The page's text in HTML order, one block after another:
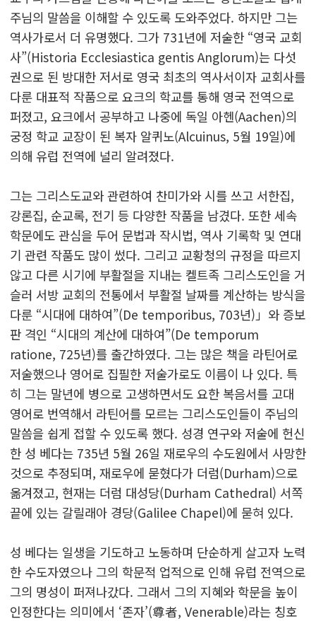
주님의 말씀을 이해할 수 있도록 도와주었다. 하지만 그는
역사가로서 더 유명했다. 그가 731년에 저술한 “영국 교회
사”(Historia Ecclesiastica gentis Anglorum)는 다섯
권으로 된 방대한 저서로 영국 최초의 역사서이자 교회사를
다룬 대표적 작품으로 요크의 학교를 통해 영국 전역으로
퍼졌고, 요크에서 공부하고 나중에 독일 아헨(Aachen)의
궁정 학교 교장이 된 복자 알퀴노(Alcuinus, 5월 19일)에
의해 유럽 전역에 널리 알려졌다.
그는 그리스도교와 관련하여 찬미가와 시를 쓰고 서한집,
강론집, 순교록, 전기 등 다양한 작품을 남겼다. 또한 세속
학문에도 관심을 두어 문법과 작시법, 역사 기록학 및 연대
기 관련 작품도 많이 썼다. 그리고 교황청의 규정을 따르지
않고 다른 시기에 부활절을 지내는 켈트족 그리스도인을 거
슬러 서방 교회의 전통에서 부활절 날짜를 계산하는 방식을
다룬 “시대에 대하여”(De temporibus, 703년)」와 증보
판 격인 “시대의 계산에 대하여”(De temporum
ratione, 725년)를 출간하였다. 그는 많은 책을 라틴어로
저술했으나 영어로 집필한 저술가로도 이름이 나 있다. 특
히 그는 말년에 병으로 고생하면서도 요한 복음서를 고대
영어로 번역해서 라틴어를 모르는 그리스도인들이 주님의
말씀을 쉽게 접할 수 있도록 했다. 성경 연구와 저술에 헌신
한 성 베다는 735년 5월 26일 재로우의 수도원에서 사망한
것으로 추정되며, 재로우에 묻혔다가 더럼(Durham)으로
옮겨졌고, 현재는 더럼 대성당(Durham Cathedral) 서쪽
끝에 있는 갈릴래아 경당(Galilee Chapel)에 묻혀 있다.
성 베다는 일생을 기도하고 노동하며 단순하게 살고자 노력
한 수도자였으나 그의 학문적 업적으로 인해 유럽 전역으로
그의 명성이 퍼져나갔다. 그래서 그의 지혜와 학문을 높이
인정한다는 의미에서 ‘존자’(尊者, Venerable)라는 칭호